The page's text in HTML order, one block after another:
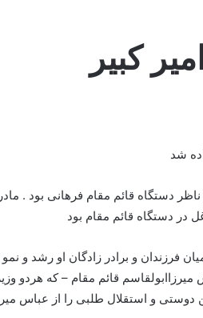
کبیر
ناظر دستگاه قائم مقام فرهانی بود .
در دستگاه قائم مقام بود
فرزندان و برادر زادگان او رشد و
قائم مقام – که هردو
دوستی و استقلال طلبی را از عباس